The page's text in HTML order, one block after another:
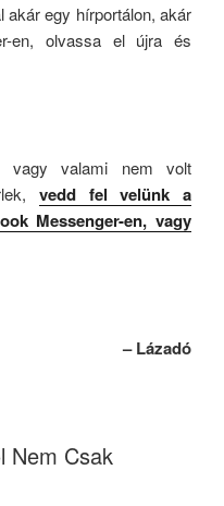
akár egy hírportálon, akár
en, olvassa el újra és
vagy valami nem volt
vedd fel velünk a
Messenger-en, vagy
– Lázadó
Nem Csak